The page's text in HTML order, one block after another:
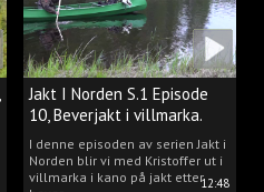
12:48
Jakt I Norden S.1 Episode
10, Beverjakt i villmarka.
I denne episoden av serien Jakt i
Norden blir vi med Kristoffer ut i
villmarka i kano på jakt etter